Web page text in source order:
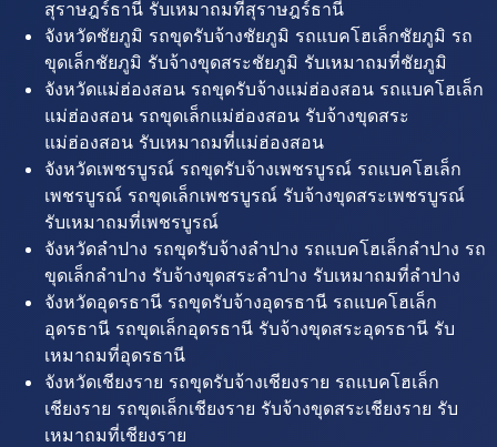
สุราษฎร์ธานี รับเหมาถมที่สุราษฎร์ธานี
จังหวัดชัยภูมิ รถขุดรับจ้างชัยภูมิ รถแบคโฮเล็กชัยภูมิ รถ
ขุดเล็กชัยภูมิ รับจ้างขุดสระชัยภูมิ รับเหมาถมที่ชัยภูมิ
จังหวัดแม่ฮ่องสอน รถขุดรับจ้างแม่ฮ่องสอน รถแบคโฮเล็ก
แม่ฮ่องสอน รถขุดเล็กแม่ฮ่องสอน รับจ้างขุดสระ
แม่ฮ่องสอน รับเหมาถมที่แม่ฮ่องสอน
จังหวัดเพชรบูรณ์ รถขุดรับจ้างเพชรบูรณ์ รถแบคโฮเล็ก
เพชรบูรณ์ รถขุดเล็กเพชรบูรณ์ รับจ้างขุดสระเพชรบูรณ์
รับเหมาถมที่เพชรบูรณ์
จังหวัดลำปาง รถขุดรับจ้างลำปาง รถแบคโฮเล็กลำปาง รถ
ขุดเล็กลำปาง รับจ้างขุดสระลำปาง รับเหมาถมที่ลำปาง
จังหวัดอุดรธานี รถขุดรับจ้างอุดรธานี รถแบคโฮเล็ก
อุดรธานี รถขุดเล็กอุดรธานี รับจ้างขุดสระอุดรธานี รับ
เหมาถมที่อุดรธานี
จังหวัดเชียงราย รถขุดรับจ้างเชียงราย รถแบคโฮเล็ก
เชียงราย รถขุดเล็กเชียงราย รับจ้างขุดสระเชียงราย รับ
เหมาถมที่เชียงราย